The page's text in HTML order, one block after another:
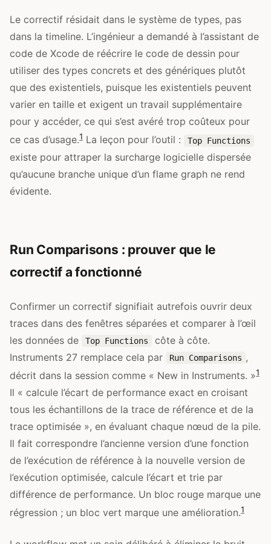
Le correctif résidait dans le système de types, pas
dans la timeline. L’ingénieur a demandé à l’assistant de
code de Xcode de réécrire le code de dessin pour
utiliser des types concrets et des génériques plutôt
que des existentiels, puisque les existentiels peuvent
varier en taille et exigent un travail supplémentaire
pour y accéder, ce qui s’est avéré trop coûteux pour
ce cas d’usage.1 La leçon pour l’outil : Top Functions
existe pour attraper la surcharge logicielle dispersée
qu’aucune branche unique d’un flame graph ne rend
évidente.
Run Comparisons : prouver que le
correctif a fonctionné
Confirmer un correctif signifiait autrefois ouvrir deux
traces dans des fenêtres séparées et comparer à l’œil
les données de
Top Functions
côte à côte.
Instruments 27 remplace cela par
Run Comparisons ,
décrit dans la session comme « New in Instruments. »1
Il « calcule l’écart de performance exact en croisant
tous les échantillons de la trace de référence et de la
trace optimisée », en évaluant chaque nœud de la pile.
Il fait correspondre l’ancienne version d’une fonction
de l’exécution de référence à la nouvelle version de
l’exécution optimisée, calcule l’écart et trie par
différence de performance. Un bloc rouge marque une
régression ; un bloc vert marque une amélioration.1